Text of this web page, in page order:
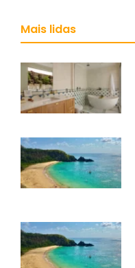
Mais lidas